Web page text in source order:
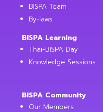
BISPA Team
By-laws
BISPA Learning
Thai-BISPA Day
Knowledge Sessions
BISPA Community
Our Members